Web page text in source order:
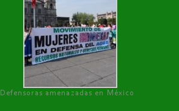
Defensoras amenazadas en México